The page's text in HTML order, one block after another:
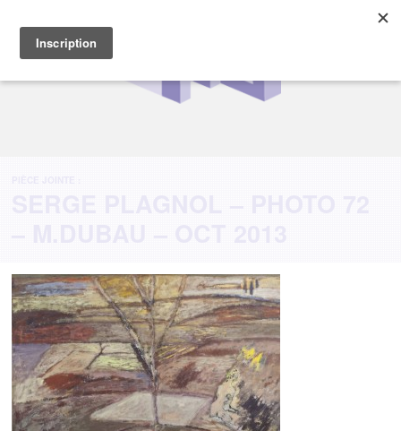
PIÈCE JOINTE :
SERGE PLAGNOL – PHOTO 72
– M.DUBAU – OCT 2013